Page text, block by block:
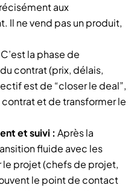
aux
Il ne vend pas un produit,
C’est la phase de
contrat (prix, délais,
est de “closer le deal”,
et de transformer le
et suivi : Après la
fluide avec les
projet (chefs de projet,
le point de contact